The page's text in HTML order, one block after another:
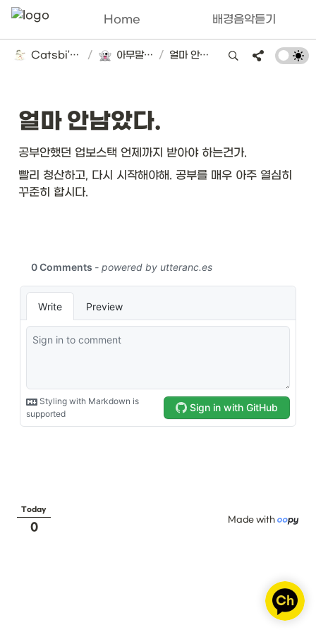
Home 배경음악듣기
Catsbi's DLog / 아무말 대잔치 / 얼마 안남았다.
얼마 안남았다.
공부안했던 업보스택 언제까지 받아야 하는건가.
빨리 청산하고, 다시 시작해야해. 공부를 매우 아주 열심히
꾸준히 합시다.
Today
0
Made with